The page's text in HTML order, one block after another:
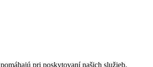
pri poskytovaní našich služieb.